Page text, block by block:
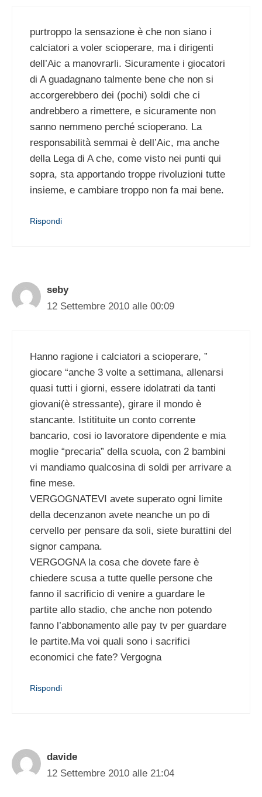
purtroppo la sensazione è che non siano i
calciatori a voler scioperare, ma i dirigenti
dell’Aic a manovrarli. Sicuramente i giocatori
di A guadagnano talmente bene che non si
accorgerebbero dei (pochi) soldi che ci
andrebbero a rimettere, e sicuramente non
sanno nemmeno perché scioperano. La
responsabilità semmai è dell’Aic, ma anche
della Lega di A che, come visto nei punti qui
sopra, sta apportando troppe rivoluzioni tutte
insieme, e cambiare troppo non fa mai bene.
Rispondi
seby
12 Settembre 2010 alle 00:09
Hanno ragione i calciatori a scioperare, ”
giocare “anche 3 volte a settimana, allenarsi
quasi tutti i giorni, essere idolatrati da tanti
giovani(è stressante), girare il mondo è
stancante. Istitituite un conto corrente
bancario, cosi io lavoratore dipendente e mia
moglie “precaria” della scuola, con 2 bambini
vi mandiamo qualcosina di soldi per arrivare a
fine mese.
VERGOGNATEVI avete superato ogni limite
della decenzanon avete neanche un po di
cervello per pensare da soli, siete burattini del
signor campana.
VERGOGNA la cosa che dovete fare è
chiedere scusa a tutte quelle persone che
fanno il sacrificio di venire a guardare le
partite allo stadio, che anche non potendo
fanno l’abbonamento alle pay tv per guardare
le partite.Ma voi quali sono i sacrifici
economici che fate? Vergogna
Rispondi
davide
12 Settembre 2010 alle 21:04